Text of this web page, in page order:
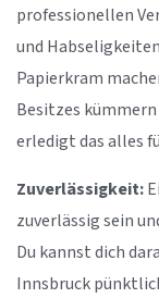
professionellen
und
Papierkram
Besitzes
erledigt das alles
Zuverlässigkeit:
zuverlässig sein
Du kannst dich
Innsbruck